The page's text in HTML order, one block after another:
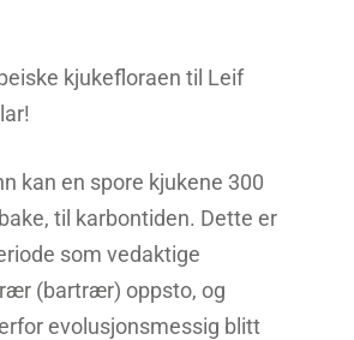
kjukefloraen til Leif
kan en spore kjukene 300
til karbontiden. Dette er
som vedaktige
(bartrær) oppsto, og
evolusjonsmessig blitt